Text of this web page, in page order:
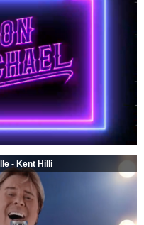
- Kent Hilli